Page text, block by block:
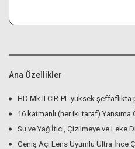
Ana Özellikler
HD Mk II CIR-PL yüksek
16 katmanlı (her iki taraf)
Su ve Yağ İtici, Çizilmeye ve Leke
Geniş Açı Lens Uyumlu Ultra İnce